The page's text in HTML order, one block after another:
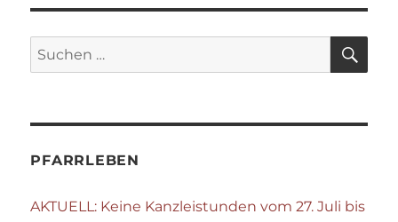
Suchen
nach:
PFARRLEBEN
AKTUELL: Keine Kanzleistunden vom 27. Juli bis